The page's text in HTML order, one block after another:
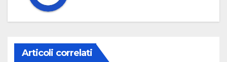
Articoli correlati